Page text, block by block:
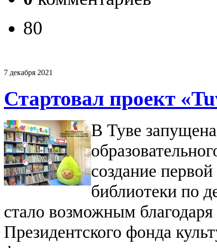
80
7 декабря 2021
Стартовал проект
В Туве
создание
библиотеки по
стало возможным благодаря
Президентского фонда